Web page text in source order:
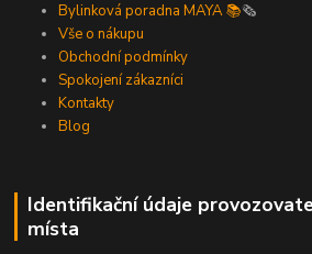
Bylinková poradna MAYA 📚🗞️
Vše o nákupu
Obchodní podmínky
Spokojení zákazníci
Kontakty
Blog
Identifikační údaje
místa